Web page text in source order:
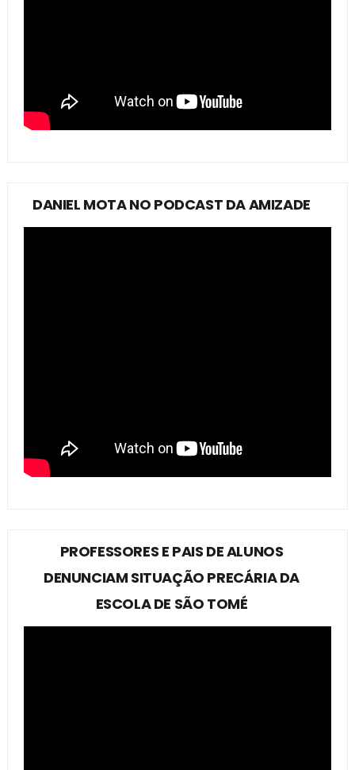
DANIEL MOTA NO PODCAST DA AMIZADE
PROFESSORES E PAIS DE ALUNOS
DENUNCIAM SITUAÇÃO PRECÁRIA DA
ESCOLA DE SÃO TOMÉ